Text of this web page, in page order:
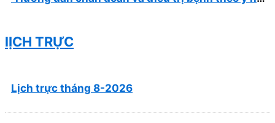
lỊCH TRỰC
Lịch trực tháng 8-2026